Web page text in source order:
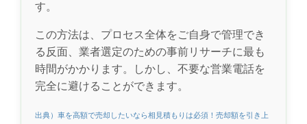
す。
この方法は、プロセス全体をご自身で管理でき
る反面、業者選定のための事前リサーチに最も
時間がかかります。しかし、不要な営業電話を
完全に避けることができます。
出典）車を高額で売却したいなら相見積もりは必須！売却額を引き上